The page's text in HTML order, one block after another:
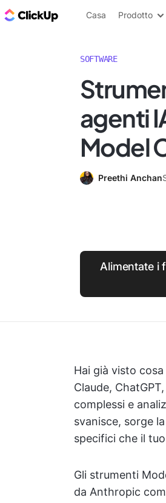
Blog di ClickUp
Casa Prodotto
SOFTWARE
agenti
Model
Preethi Anchan
Alimentate i
Hai già visto
Claude,
complessi e
svanisce, sorge
specifici che il
Gli strumenti
da Anthropic